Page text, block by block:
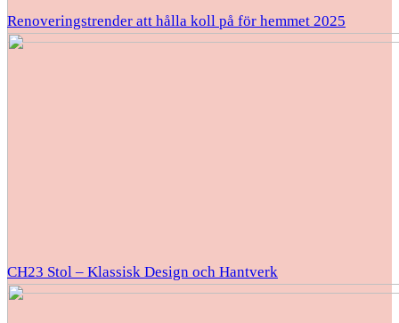
Renoveringstrender att hålla koll på för hemmet 2025
CH23 Stol – Klassisk Design och Hantverk